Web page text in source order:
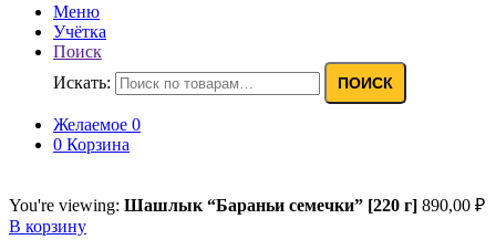
Меню
Учётка
Поиск
Искать:
ПОИСК
Желаемое 0
0 Корзина
You're viewing: Шашлык “Бараньи семечки” [220 г] 890,00 ₽
В корзину